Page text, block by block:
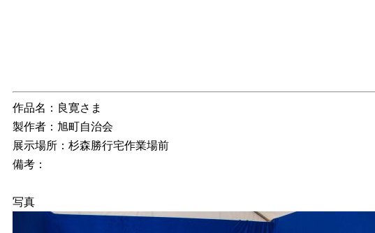
作品名：良寛さま
製作者：旭町自治会
展示場所：杉森勝行宅作業場前
備考：
写真